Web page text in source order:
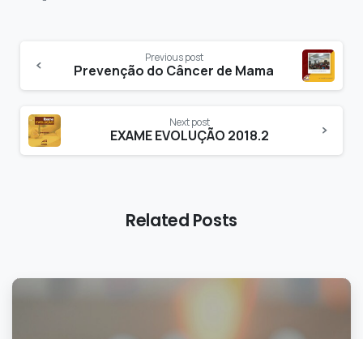
Previous post
Prevenção do Câncer de Mama
Next post
EXAME EVOLUÇÃO 2018.2
Related Posts